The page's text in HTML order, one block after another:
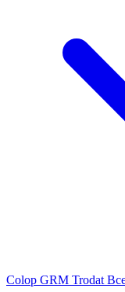
Colop GRM Trodat